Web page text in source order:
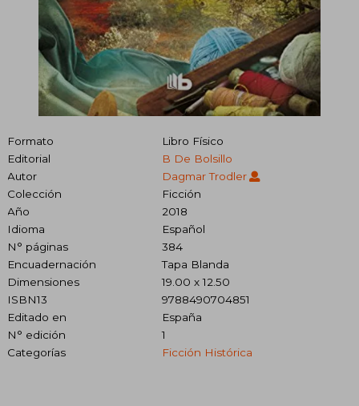
Formato
Libro Físico
Editorial
B De Bolsillo
Autor
Dagmar Trodler
Colección
Ficción
Año
2018
Idioma
Español
N° páginas
384
Encuadernación
Tapa Blanda
Dimensiones
19.00 x 12.50
ISBN13
9788490704851
Editado en
España
N° edición
1
Categorías
Ficción Histórica